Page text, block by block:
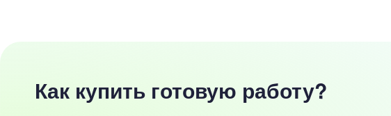
Как купить готовую работу?